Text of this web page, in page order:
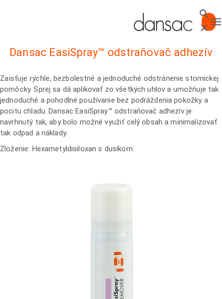
Dansac EasiSpray™ odstraňovač adhezív
Zaisťuje rýchle, bezbolestné a jednoduché odstránenie stomickej
pomôcky. Sprej sa dá aplikovať zo všetkých uhlov a umožňuje tak
jednoduché a pohodlné používanie bez podráždenia pokožky a
pocitu chladu. Dansac EasiSpray™ odstraňovač adhezív je
navrhnutý tak, aby bolo možné využiť celý obsah a minimalizovať
tak odpad a náklady.
Zloženie: Hexametyldisiloxan s dusíkom.